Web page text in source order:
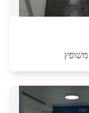
משופץ